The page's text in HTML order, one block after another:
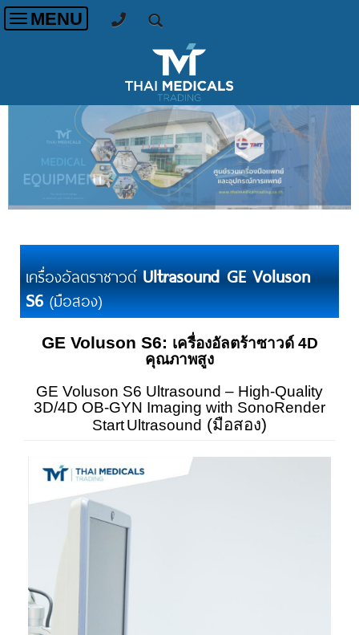
Toggle
MENU
เครื่องอัลตราซาวด์Ultrasound GE Voluson
S6(มือสอง)
GE Voluson S6: เครื่องอัลตร้าซาวด์ 4D
คุณภาพสูง
GE Voluson S6 Ultrasound – High-Quality
3D/4D OB-GYN Imaging with SonoRender
StartUltrasound (มือสอง)